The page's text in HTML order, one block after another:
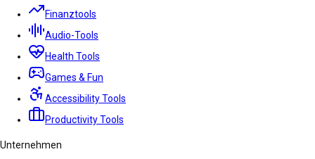
Finanztools
Audio-Tools
Health Tools
Games & Fun
Accessibility Tools
Productivity Tools
Unternehmen